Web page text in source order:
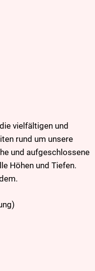
vielfältigen und
rund um unsere
und aufgeschlossene
Höhen und Tiefen.